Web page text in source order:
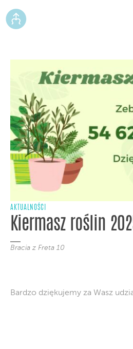
AKTUALNOŚCI
Kiermasz roślin
Bracia z Freta 10
Bardzo dziękujemy za Wasz